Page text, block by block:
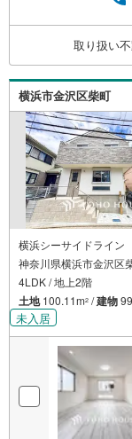
上記金利
は融資実
済額と異
ーーーー
取り扱い
横浜市金沢区柴町
横浜シーサイドライ
神奈川県横浜市金沢区
4LDK / 地上2階
土地100.11m2 /建物
未入居